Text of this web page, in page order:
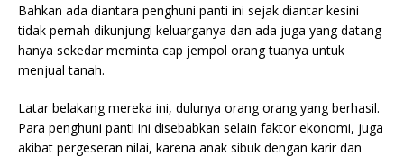
Bahkan ada diantara penghuni panti ini sejak diantar kesini
tidak pernah dikunjungi keluarganya dan ada juga yang datang
hanya sekedar meminta cap jempol orang tuanya untuk
menjual tanah.
Latar belakang mereka ini, dulunya orang orang yang berhasil.
Para penghuni panti ini disebabkan selain faktor ekonomi, juga
akibat pergeseran nilai, karena anak sibuk dengan karir dan